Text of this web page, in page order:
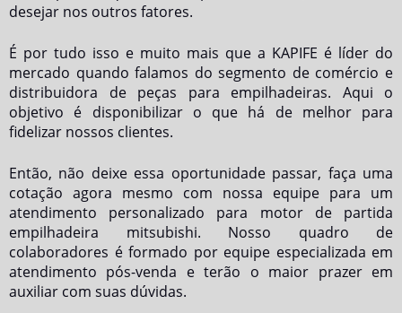
desejar nos outros fatores.
É por tudo isso e muito mais que a KAPIFE é líder do
mercado quando falamos do segmento de comércio e
distribuidora de peças para empilhadeiras. Aqui o
objetivo é disponibilizar o que há de melhor para
fidelizar nossos clientes.
Então, não deixe essa oportunidade passar, faça uma
cotação agora mesmo com nossa equipe para um
atendimento personalizado para motor de partida
empilhadeira mitsubishi. Nosso quadro de
colaboradores é formado por equipe especializada em
atendimento pós-venda e terão o maior prazer em
auxiliar com suas dúvidas.